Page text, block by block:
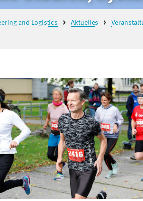
and Logistics Aktuelles